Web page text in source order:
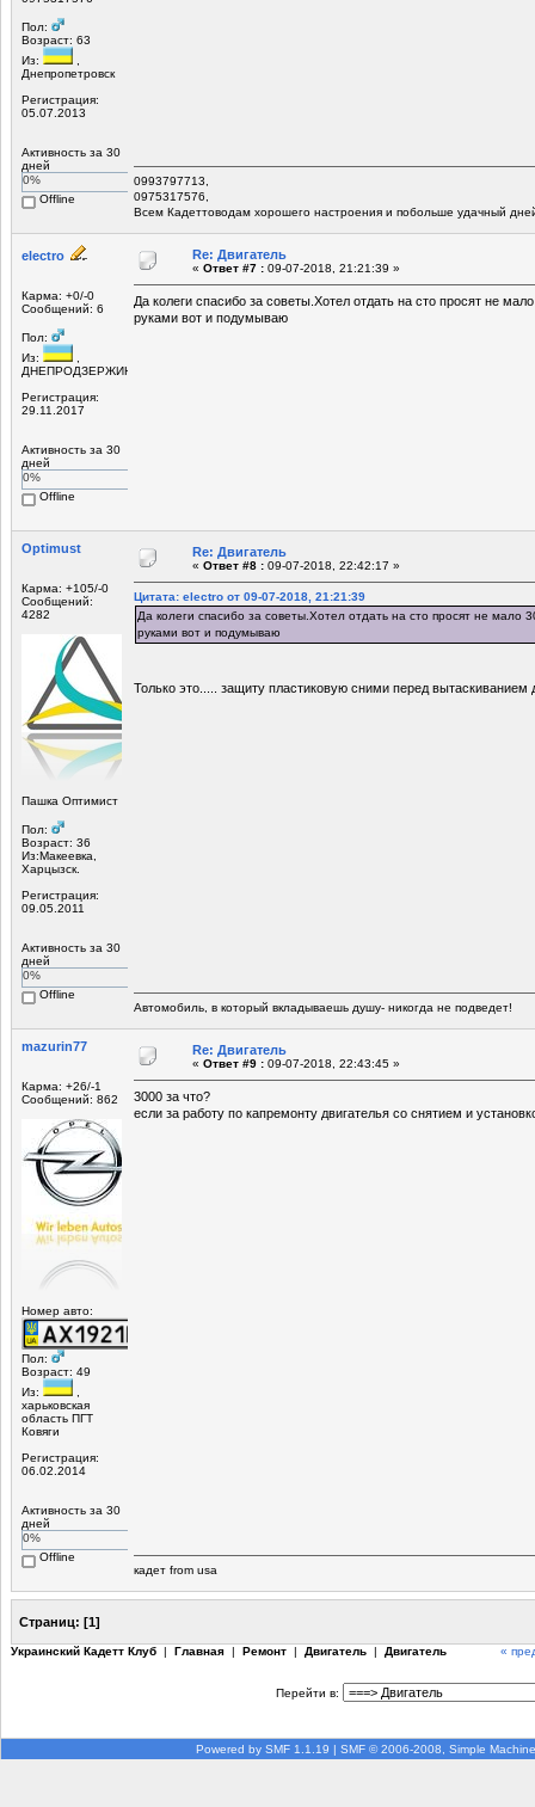
Пол:
Возраст: 63
Из:
Днепропетровск
Регистрация:
05.07.2013
Активность за 30
дней
0%
Offline
0993797713,
0975317576,
Всем Кадеттоводам хорошего настроения и побольше удачный
electro
Карма: +0/-0
Сообщений: 6
Пол:
Из:
ДНЕПРОДЗЕРЖИНСК
Регистрация:
29.11.2017
Активность за 30
дней
0%
Offline
Re: Двигатель
« Ответ #7 : 09-07-2018, 21:21:39 »
Да колеги спасибо за советы.Хотел отдать на сто просят не
руками вот и подумываю
Optimust
Карма: +105/-0
Сообщений:
4282
Пашка Оптимист
Пол:
Возраст: 36
Из:Макеевка,
Харцызск.
Регистрация:
09.05.2011
Активность за 30
дней
0%
Offline
Re: Двигатель
« Ответ #8 : 09-07-2018, 22:42:17 »
Цитата: electro от 09-07-2018, 21:21:39
Да колеги спасибо за советы.Хотел отдать на сто просят не мало
руками вот и подумываю
Только это..... защиту пластиковую сними перед вытаскиванием
Автомобиль, в который вкладываешь душу- никогда не подведет!
mazurin77
Карма: +26/-1
Сообщений: 862
Номер авто:
Пол:
Возраст: 49
Из:
,
харьковская
область ПГТ
Ковяги
Регистрация:
06.02.2014
Активность за 30
дней
0%
Offline
Re: Двигатель
« Ответ #9 : 09-07-2018, 22:43:45 »
3000 за что?
если за работу по капремонту двигателья со снятием и
кадет from usa
Страниц: [1]
Украинский Кадетт Клуб | Главная | Ремонт | Двигатель | Двигатель «
Перейти в:
Powered by SMF 1.1.19 | SMF © 2006-2008, Simple